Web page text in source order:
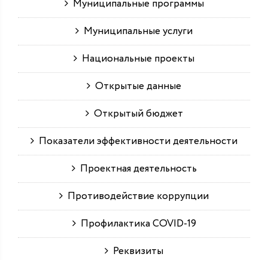
Муниципальные программы
Муниципальные услуги
Национальные проекты
Открытые данные
Открытый бюджет
Показатели эффективности деятельности
Проектная деятельность
Противодействие коррупции
Профилактика COVID-19
Реквизиты